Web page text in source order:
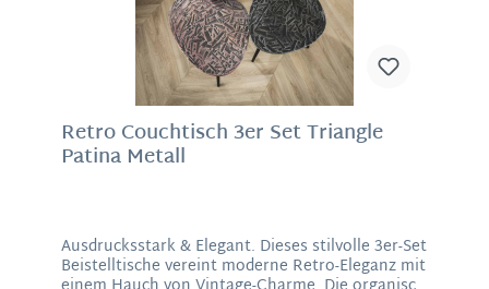
Retro Couchtisch 3er Set Triangle
Patina Metall
Ausdrucksstark & Elegant. Dieses stilvolle 3er-Set
Beistelltische vereint moderne Retro-Eleganz mit